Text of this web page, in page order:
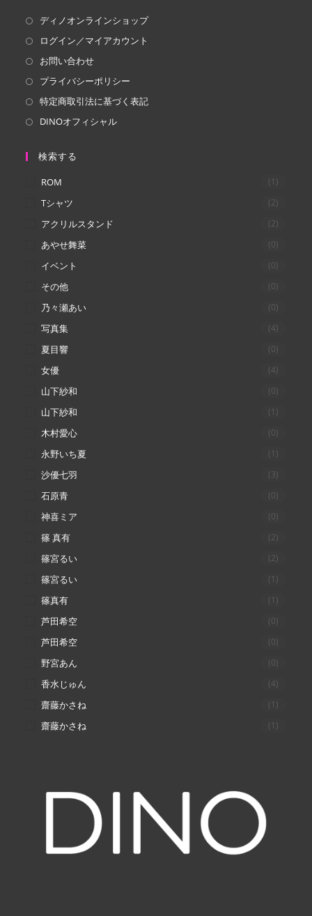
タ
ブ
で
開
く
タ
ブ
で
開
く
ディノオンラインショップ
ログイン／マイアカウント
お問い合わせ
プライバシーポリシー
特定商取引法に基づく表記
DINOオフィシャル
検索する
ROM (1)
Tシャツ (2)
アクリルスタンド (2)
あやせ舞菜 (0)
イベント (0)
その他 (0)
乃々瀬あい (0)
写真集 (4)
夏目響 (0)
女優 (4)
山下紗和 (0)
山下紗和 (1)
木村愛心 (0)
永野いち夏 (1)
沙優七羽 (3)
石原青 (0)
神喜ミア (0)
篠 真有 (2)
篠宮るい (2)
篠宮るい (1)
篠真有 (1)
芦田希空 (0)
芦田希空 (0)
野宮あん (0)
香水じゅん (4)
齋藤かさね (1)
齋藤かさね (1)